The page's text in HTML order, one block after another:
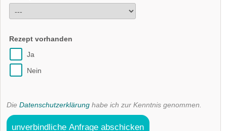
Rezept vorhanden
Ja
Nein
Die Datenschutzerklärung habe ich zur Kenntnis genommen.
unverbindliche Anfrage abschicken